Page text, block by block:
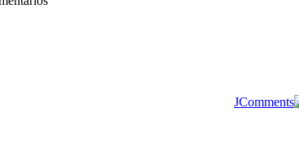
JComments